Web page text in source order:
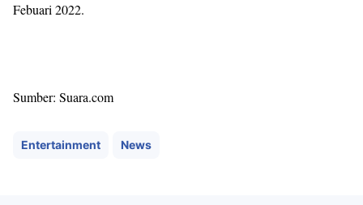
Febuari 2022.
Sumber: Suara.com
Entertainment News